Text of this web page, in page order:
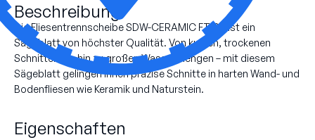
Beschreibung
Die Fliesentrennscheibe SDW-CERAMIC FT100 ist ein
Sägeblatt von höchster Qualität. Von kurzen, trockenen
Schnitten bis hin zu großen Wassermengen – mit diesem
Sägeblatt gelingen Ihnen präzise Schnitte in harten Wand- und
Bodenfliesen wie Keramik und Naturstein.
Eigenschaften